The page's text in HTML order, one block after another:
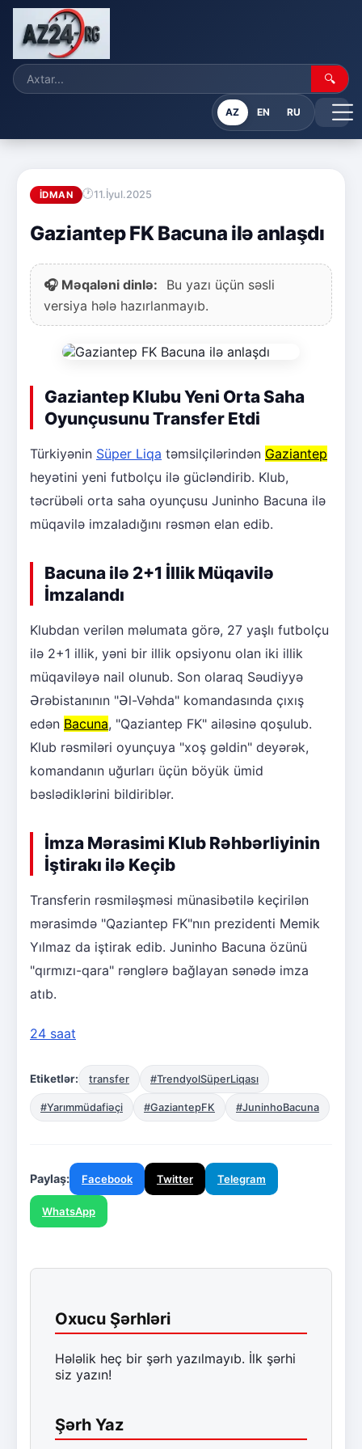
🔍
AZ EN RU
İDMAN 11.İyul.2025
Gaziantep FK Bacuna ilə anlaşdı
🎧 Məqaləni dinlə:
Bu yazı üçün səsli
versiya hələ hazırlanmayıb.
Gaziantep Klubu Yeni Orta Saha
Oyunçusunu Transfer Etdi
Türkiyənin Süper Liqa təmsilçilərindən Gaziantep
heyətini yeni futbolçu ilə gücləndirib. Klub,
təcrübəli orta saha oyunçusu Juninho Bacuna ilə
müqavilə imzaladığını rəsmən elan edib.
Bacuna ilə 2+1 İllik Müqavilə
İmzalandı
Klubdan verilən məlumata görə, 27 yaşlı futbolçu
ilə 2+1 illik, yəni bir illik opsiyonu olan iki illik
müqaviləyə nail olunub. Son olaraq Səudiyyə
Ərəbistanının "Əl-Vəhda" komandasında çıxış
edən Bacuna, "Qaziantep FK" ailəsinə qoşulub.
Klub rəsmiləri oyunçuya "xoş gəldin" deyərək,
komandanın uğurları üçün böyük ümid
bəslədiklərini bildiriblər.
İmza Mərasimi Klub Rəhbərliyinin
İştirakı ilə Keçib
Transferin rəsmiləşməsi münasibətilə keçirilən
mərasimdə "Qaziantep FK"nın prezidenti Memik
Yılmaz da iştirak edib. Juninho Bacuna özünü
"qırmızı-qara" rənglərə bağlayan sənədə imza
atıb.
24 saat
Etiketlər: transfer #TrendyolSüperLiqası
#Yarımmüdafiəçi #GaziantepFK #JuninhoBacuna
Paylaş: Facebook Twitter Telegram
WhatsApp
Oxucu Şərhləri
Hələlik heç bir şərh yazılmayıb. İlk şərhi
siz yazın!
Şərh Yaz